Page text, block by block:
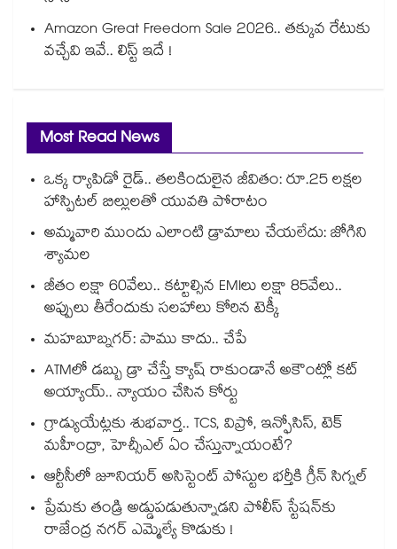
Amazon Great Freedom Sale 2026.. తక్కువ రేటుకు
వచ్చేవి ఇవే.. లిస్ట్ ఇదే !
Most Read News
ఒక్క ర్యాపిడో రైడ్.. తలకిందులైన జీవితం: రూ.25 లక్షల
హాస్పిటల్ బిల్లులతో యువతి పోరాటం
అమ్మవారి ముందు ఎలాంటి డ్రామాలు చేయలేదు: జోగిని
శ్యామల
జీతం లక్షా 60వేలు.. కట్టాల్సిన EMIలు లక్షా 85వేలు..
అప్పులు తీరేందుకు సలహాలు కోరిన టెక్కీ
మహబూబ్నగర్: పాము కాదు.. చేపే
ATMలో డబ్బు డ్రా చేస్తే క్యాష్ రాకుండానే అకౌంట్లో కట్
అయ్యాయ్.. న్యాయం చేసిన కోర్టు
గ్రాడ్యుయేట్లకు శుభవార్త.. TCS, విప్రో, ఇన్ఫోసిస్, టెక్
మహీంద్రా, హెచ్సీఎల్ ఏం చేస్తున్నాయంటే?
ఆర్టీసీలో జూనియర్ అసిస్టెంట్‌‌ పోస్టుల భర్తీకి గ్రీన్‌‌ సిగ్నల్
ప్రేమకు తండ్రి అడ్డుపడుతున్నాడని పోలీస్ స్టేషన్⁪కు
రాజేంద్ర నగర్ ఎమ్మెల్యే కొడుకు !